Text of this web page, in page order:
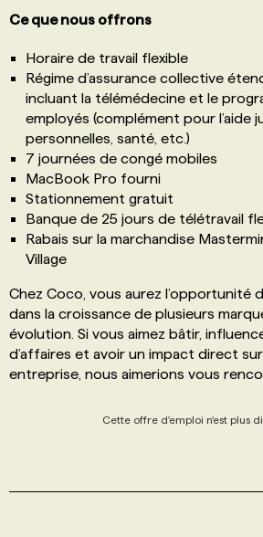
Ce que nous offrons
Horaire de travail flexible
Régime d’assurance collective
incluant la télémédecine et le
employés (complément pour l’aide
personnelles, santé, etc.)
7 journées de congé mobiles
MacBook Pro fourni
Stationnement gratuit
Banque de 25 jours de télétravail
Rabais sur la marchandise
Village
Chez Coco, vous aurez l’opportunité
dans la croissance de plusieurs
évolution. Si vous aimez bâtir,
d’affaires et avoir un impact direct sur
entreprise, nous aimerions vous
Cette offre d'emploi n'est plus